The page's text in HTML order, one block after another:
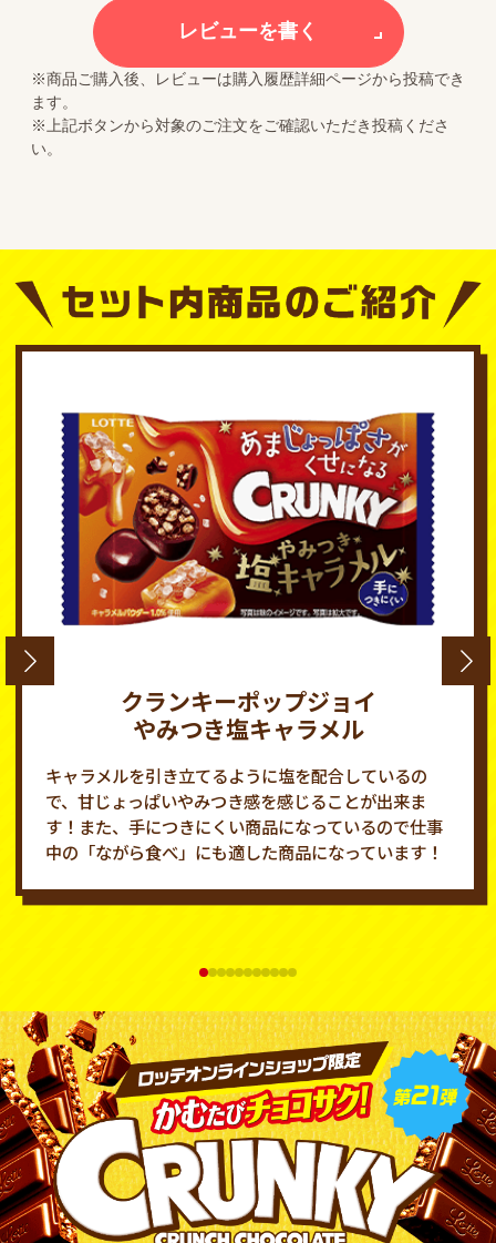
レビューを書く
※商品ご購入後、レビューは購入履歴詳細ページから投稿でき
ます。
※上記ボタンから対象のご注文をご確認いただき投稿くださ
い。
クランキーポップジョイ
やみつき塩キャラメル
キャラメルを引き立てるように塩を配合しているの
で、甘じょっぱいやみつき感を感じることが出来ま
す！また、手につきにくい商品になっているので仕事
中の「ながら食べ」にも適した商品になっています！